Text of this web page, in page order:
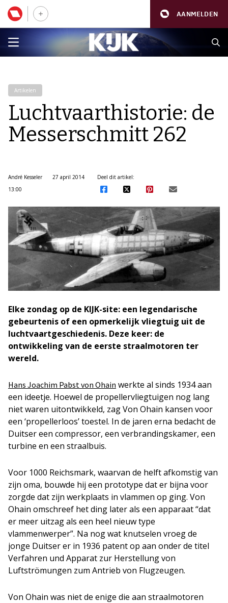
AANMELDEN
Artikelen
Luchtvaarthistorie: de
Messerschmitt 262
André Kesseler
27 april 2014
13:00
Deel dit artikel:
Elke zondag op de KIJK-site: een legendarische
gebeurtenis of een opmerkelijk vliegtuig uit de
luchtvaartgeschiedenis. Deze keer: de
ontwikkeling van de eerste straalmotoren ter
wereld.
Hans Joachim Pabst von Ohain werkte al sinds 1934 aan
een ideetje. Hoewel de propellervliegtuigen nog lang
niet waren uitontwikkeld, zag Von Ohain kansen voor
een ‘propellerloos’ toestel. In de jaren erna bedacht de
Duitser een compressor, een verbrandingskamer, een
turbine en een straalbuis.
Voor 1000 Reichsmark, waarvan de helft afkomstig van
zijn oma, bouwde hij een prototype dat er bijna voor
zorgde dat zijn werkplaats in vlammen op ging. Von
Ohain omschreef het ding later als een apparaat “dat
er meer uitzag als een heel nieuw type
vlammenwerper”. Na nog wat knutselen vroeg de
jonge Duitser er in 1936 patent op aan onder de titel
Verfahren und Apparat zur Herstellung von
Luftströmungen zum Antrieb von Flugzeugen.
Von Ohain was niet de enige die aan straalmotoren